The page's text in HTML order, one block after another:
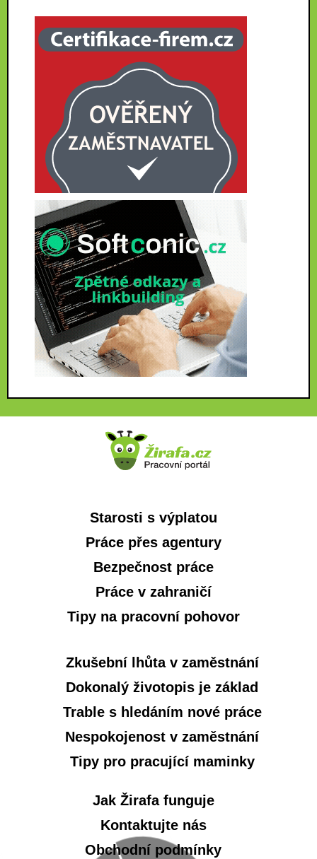
Starosti s výplatou
Práce přes agentury
Bezpečnost práce
Práce v zahraničí
Tipy na pracovní pohovor
Zkušební lhůta v zaměstnání
Dokonalý životopis je základ
Trable s hledáním nové práce
Nespokojenost v zaměstnání
Tipy pro pracující maminky
Jak Žirafa funguje
Kontaktujte nás
Obchodní podmínky